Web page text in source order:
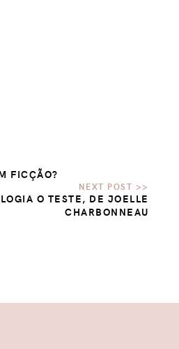
FICÇÃO?
O TESTE, DE JOELLE
CHARBONNEAU